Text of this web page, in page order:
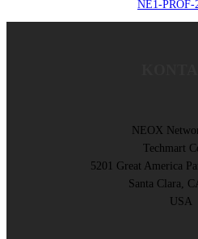
NE1-PROF-
NEOX
Techmart
5201 Great America
Santa Clara,
USA